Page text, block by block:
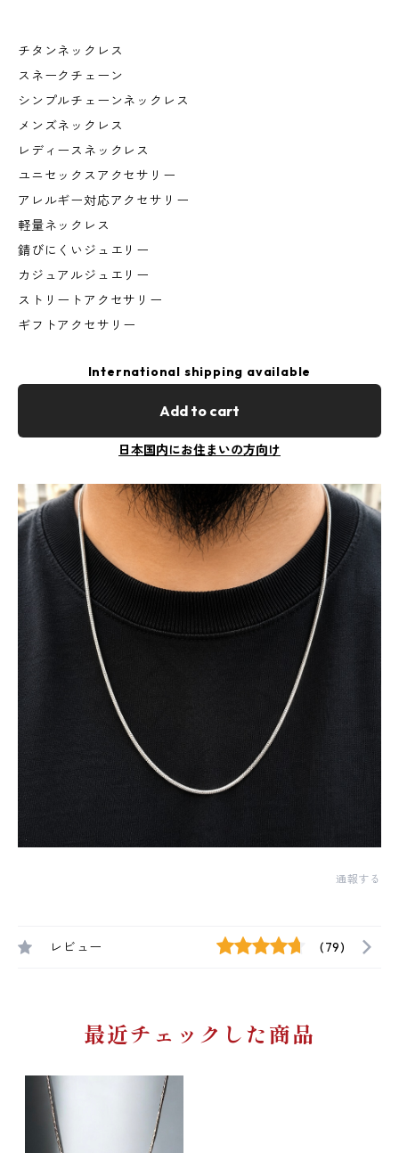
チタンネックレス
スネークチェーン
シンプルチェーンネックレス
メンズネックレス
レディースネックレス
ユニセックスアクセサリー
アレルギー対応アクセサリー
軽量ネックレス
錆びにくいジュエリー
カジュアルジュエリー
ストリートアクセサリー
ギフトアクセサリー
International shipping available
Add to cart
日本国内にお住まいの方向け
通報する
レビュー (79)
最近チェックした商品